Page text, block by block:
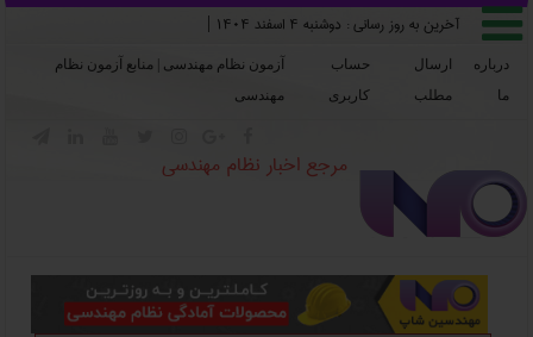
 آخرین به روز رسانی : دوشنبه ۴ اسفند ۱۴۰۴ |
درباره
ما
ارسال
مطلب
حساب
کاربری
آزمون نظام مهندسی | منابع آزمون نظام
مهندسی
مرجع اخبار نظام مهندسی